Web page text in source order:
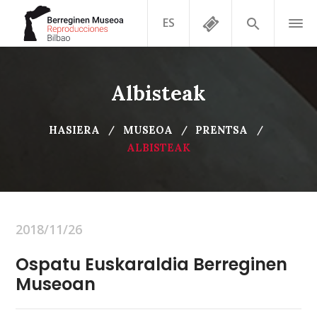
ES
Albisteak
HASIERA MUSEOA
PRENTSA
ALBISTEAK
2018/11/26
Ospatu Euskaraldia Berreginen
Museoan